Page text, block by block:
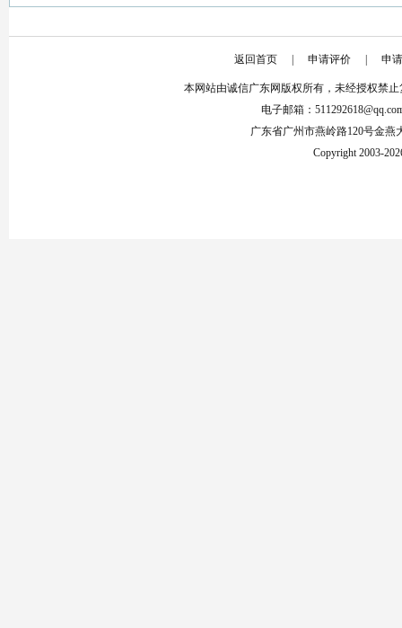
返回首页 申请评价 申
本网站由诚信广东网版权所有，未经授权禁
电子邮箱：
广东省广州市燕岭路120号金燕
Copyright 2003-